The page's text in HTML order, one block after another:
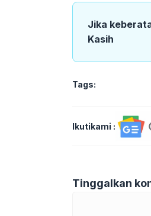
Jika
Kasih
Tags:
Ikutikami :
Tinggalkan